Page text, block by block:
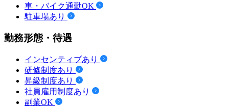
車・バイク通勤OK
駐車場あり
勤務形態・待遇
インセンティブあり
研修制度あり
昇級制度あり
社員雇用制度あり
副業OK